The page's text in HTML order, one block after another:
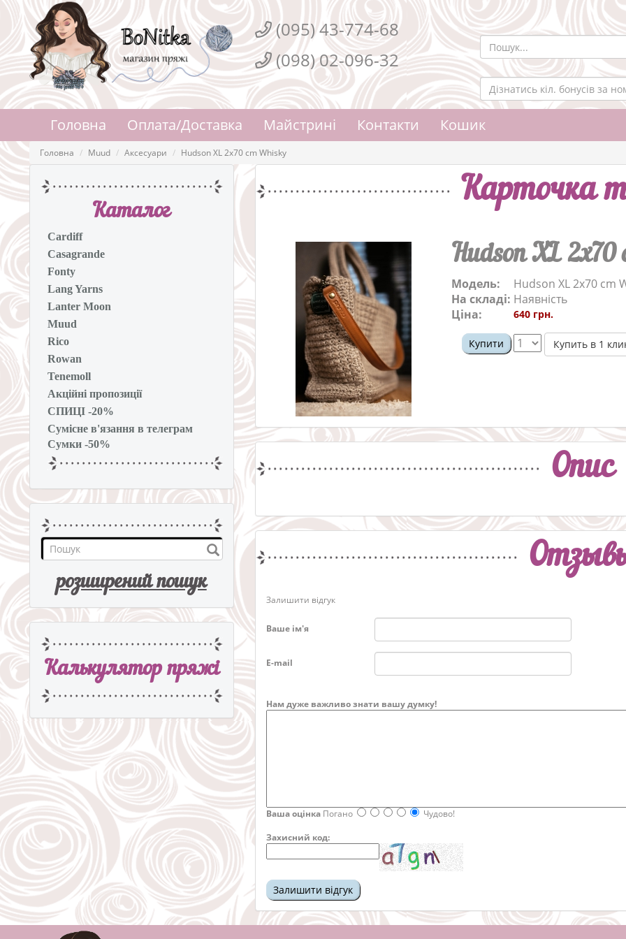
(095) 43-774-68
(098) 02-096-32
Головна Оплата/Доставка Майстрині Контакти Кошик
Головна Muud Аксесуари Hudson XL 2x70 cm Whisky
Каталог
Cardiff
Casagrande
Fonty
Lang Yarns
Lanter Moon
Muud
Rico
Rowan
Tenemoll
Акційні пропозиції
СПИЦІ -20%
Сумісне в'язання в телеграм
Сумки -50%
розширений пошук
Калькулятор пряжi
Карточка
Hudson XL 2x70
Модель:
Hudson XL 2x70 cm
На складі: Наявність
Ціна:
640 грн.
Купити Купить в 1
Опис
Залишити відгук
Ваше ім'я
E-mail
Нам дуже важливо знати вашу думку!
Ваша оцінка Погано
Чудово!
Захисний код: